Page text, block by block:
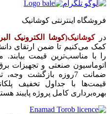
فروشگاه اینترنتی کوشانیک
در کوشانیک(کوشا الکترونیک
کمک می‌کنیم تا ضمن ارتقای
را با مناسب‌ترین قیمت
اتوماسیون صنعتی و تجهیزات
ضمانت 7روزه بازگشت
قیمت‌ها با جداول تخفیف
بهره‌برداری کامل پروژه پایبند